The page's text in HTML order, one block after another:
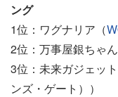
ング
1位：ワグナリア（
2位：万事屋銀ちゃん
3位：未来ガジェッ
ンズ・ゲート））